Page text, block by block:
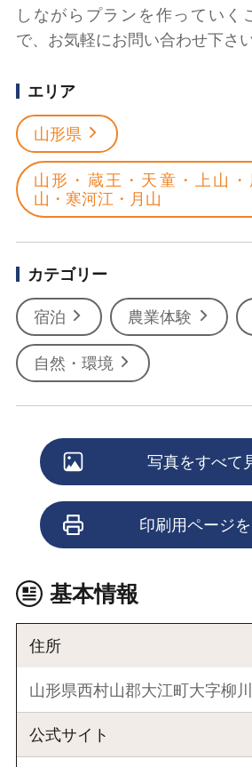
しながらプランを作っていく
で、お気軽にお問い合わせ下さい
エリア
山形県
山形・蔵王・天童・上山
山・寒河江・月山
カテゴリー
宿泊 農業体験
自然・環境
写真をすべて
印刷用ページ
基本情報
住所
山形県西村山郡大江町大字柳
公式サイト